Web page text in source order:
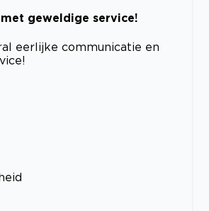
geweldige service!
eerlijke communicatie en